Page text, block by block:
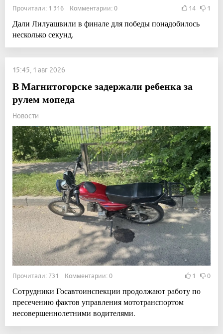
Прочитали: 1 316 Комментарии: 0 14 1
Дали Лилуашвили в финале для победы понадобилось
несколько секунд.
15:45, 1 авг 2026
В Магнитогорске задержали ребенка за
рулем мопеда
Новости
Прочитали: 731 Комментарии: 0 1 0
Сотрудники Госавтоинспекции продолжают работу по
пресечению фактов управления мототранспортом
несовершеннолетними водителями.